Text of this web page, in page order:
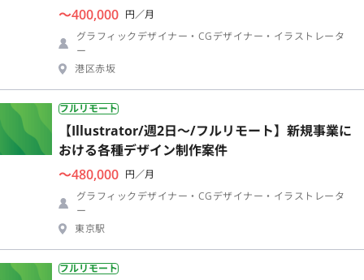
〜400,000 円／月
グラフィックデザイナー・CGデザイナー・イラストレータ
ー
港区赤坂
フルリモート
【Illustrator/週2日〜/フルリモート】新規事業に
おける各種デザイン制作案件
〜480,000 円／月
グラフィックデザイナー・CGデザイナー・イラストレータ
ー
東京駅
フルリモート